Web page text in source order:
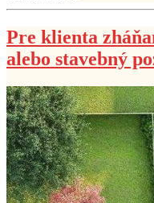
Pre klienta
alebo stavebný